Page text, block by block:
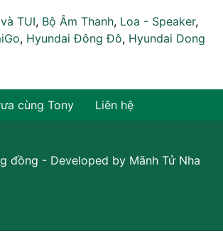
TUI, Bộ Âm Thanh, Loa - Speaker,
, Hyundai Đông Đô, Hyundai Dong
cùng Tony Liên hệ
đồng - Developed by Mãnh Tử Nha